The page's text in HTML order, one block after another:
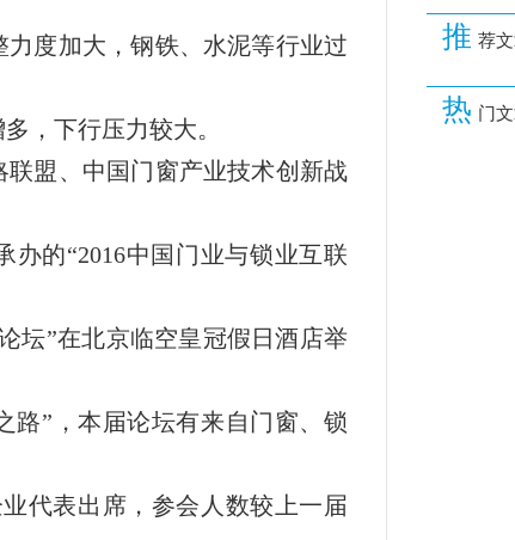
度加大，钢铁、水泥等行业过
，下行压力较大。
盟、中国门窗产业技术创新战
的“2016中国门业与锁业互联
坛”在北京临空皇冠假日酒店举
路”，本届论坛有来自门窗、锁
代表出席，参会人数较上一届
推 荐
热 门